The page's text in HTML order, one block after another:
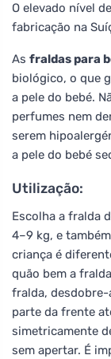
O elevado nível
fabricação na
As fraldas para
biológico, o que
a pele do bebé.
perfumes nem
serem
a pele do bebé
Utilização:
Escolha a fralda
4–9 kg, e
criança é
quão bem a
fralda, desdobre-
parte da frente
simetricamente
sem apertar. É